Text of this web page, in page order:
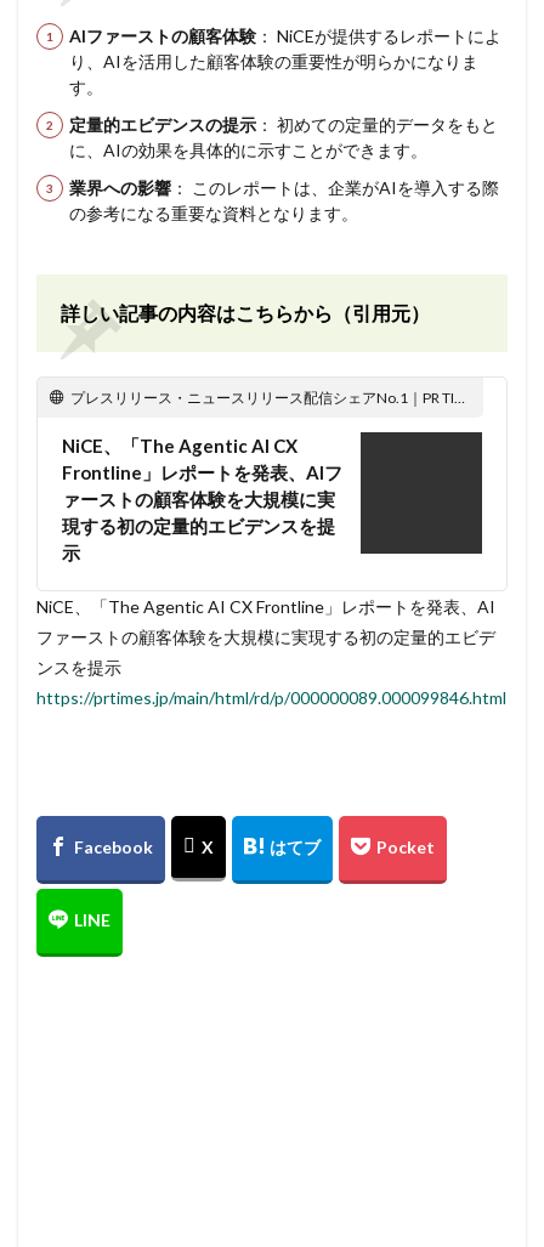
AIファーストの顧客体験 ： NiCEが提供するレポートによ
り、AIを活用した顧客体験の重要性が明らかになりま
す。
定量的エビデンスの提示 ： 初めての定量的データをもと
に、AIの効果を具体的に示すことができます。
業界への影響 ： このレポートは、企業がAIを導入する際
の参考になる重要な資料となります。
詳しい記事の内容はこちらから（引用元）
プレスリリース・ニュースリリース配信シェアNo.1｜PR TIMES
NiCE、「The Agentic AI CX
Frontline」レポートを発表、AIフ
ァーストの顧客体験を大規模に実
現する初の定量的エビデンスを提
示
NiCE、「The Agentic AI CX Frontline」レポートを発表、AI
ファーストの顧客体験を大規模に実現する初の定量的エビデ
ンスを提示
https://prtimes.jp/main/html/rd/p/000000089.000099846.html